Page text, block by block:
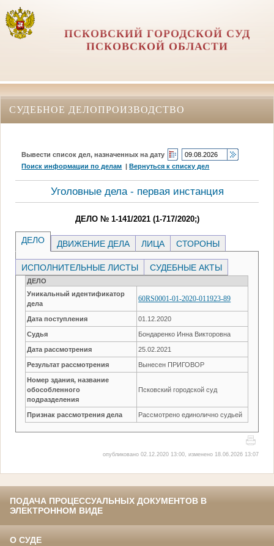
ПСКОВСКИЙ ГОРОДСКОЙ СУД
ПСКОВСКОЙ ОБЛАСТИ
СУДЕБНОЕ ДЕЛОПРОИЗВОДСТВО
Вывести список дел, назначенных на дату
Поиск информации по делам |Вернуться к списку дел
Уголовные дела - первая инстанция
ДЕЛО № 1-141/2021 (1-717/2020;)
ДЕЛО ДВИЖЕНИЕ ДЕЛА ЛИЦА СТОРОНЫ
ИСПОЛНИТЕЛЬНЫЕ ЛИСТЫ СУДЕБНЫЕ АКТЫ
ДЕЛО
Уникальный идентификатор
дела
60RS0001-01-2020-011923-89
Дата поступления 01.12.2020
Судья Бондаренко Инна Викторовна
Дата рассмотрения 25.02.2021
Результат рассмотрения Вынесен ПРИГОВОР
Номер здания, название
обособленного
подразделения
Псковский городской суд
Признак рассмотрения дела Рассмотрено единолично судьей
опубликовано 02.12.2020 13:00, изменено 18.06.2026 13:07
ПОДАЧА ПРОЦЕССУАЛЬНЫХ ДОКУМЕНТОВ В
ЭЛЕКТРОННОМ ВИДЕ
О СУДЕ